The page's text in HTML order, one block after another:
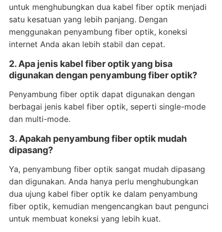
untuk menghubungkan dua kabel fiber optik menjadi
satu kesatuan yang lebih panjang. Dengan
menggunakan penyambung fiber optik, koneksi
internet Anda akan lebih stabil dan cepat.
2. Apa jenis kabel fiber optik yang bisa
digunakan dengan penyambung fiber optik?
Penyambung fiber optik dapat digunakan dengan
berbagai jenis kabel fiber optik, seperti single-mode
dan multi-mode.
3. Apakah penyambung fiber optik mudah
dipasang?
Ya, penyambung fiber optik sangat mudah dipasang
dan digunakan. Anda hanya perlu menghubungkan
dua ujung kabel fiber optik ke dalam penyambung
fiber optik, kemudian mengencangkan baut pengunci
untuk membuat koneksi yang lebih kuat.